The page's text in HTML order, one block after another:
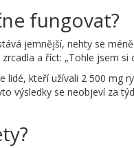
fungovat?
jemnější, nehty se
a říct: „Tohle jsem si
lidé, kteří užívali 2 500 mg
výsledky se neobjeví za